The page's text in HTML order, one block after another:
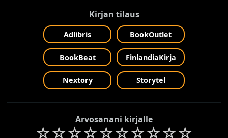
Kirjan tilaus
Adlibris BookOutlet
BookBeat FinlandiaKirja
Nextory Storytel
Arvosanani kirjalle
☆☆☆☆☆☆☆☆☆☆